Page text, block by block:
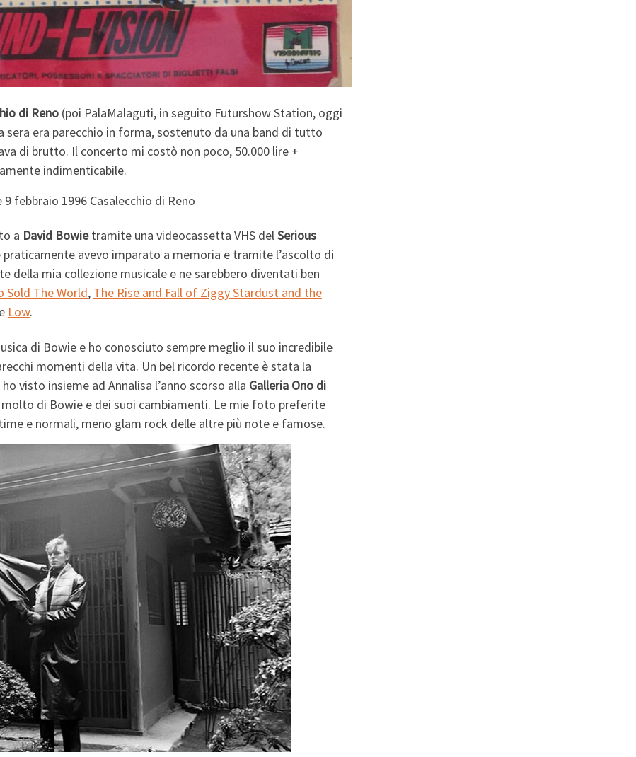
di Reno (poi PalaMalaguti, in seguito Futurshow Station, oggi
era parecchio in forma, sostenuto da una band di tutto
di brutto. Il concerto mi costò non poco, 50.000 lire +
indimenticabile.
a David Bowietramite una videocassetta VHS delSerious
praticamente avevo imparato a memoria e tramite l’ascolto di
della mia collezione musicale e ne sarebbero diventati ben
Sold The World, The Rise and Fall of Ziggy Stardust and the
e Low.
di Bowie e ho conosciuto sempre meglio il suo incredibile
momenti della vita. Un bel ricordo recente è stata la
ho visto insieme ad Annalisa l’anno scorso alla Galleria Ono di
di Bowie e dei suoi cambiamenti. Le mie foto preferite
e normali, meno glam rock delle altre più note e famose.